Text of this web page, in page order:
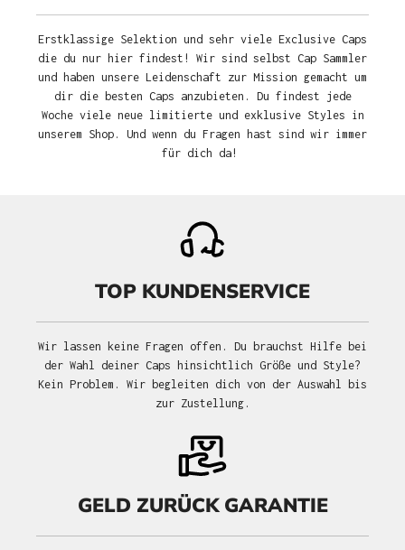
Erstklassige Selektion und sehr viele Exclusive Caps
die du nur hier findest! Wir sind selbst Cap Sammler
und haben unsere Leidenschaft zur Mission gemacht um
dir die besten Caps anzubieten. Du findest jede
Woche viele neue limitierte und exklusive Styles in
unserem Shop. Und wenn du Fragen hast sind wir immer
für dich da!
TOP KUNDENSERVICE
Wir lassen keine Fragen offen. Du brauchst Hilfe bei
der Wahl deiner Caps hinsichtlich Größe und Style?
Kein Problem. Wir begleiten dich von der Auswahl bis
zur Zustellung.
GELD ZURÜCK GARANTIE